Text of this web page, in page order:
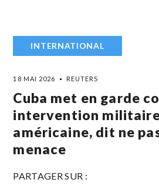
INTERNATIONAL
18 MAI 2026 REUTERS
Cuba met en garde
intervention
américaine, dit ne
menace
PARTAGER SUR :